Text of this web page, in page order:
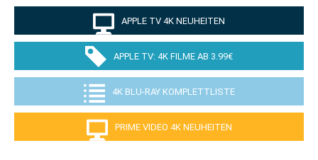
APPLE TV 4K NEUHEITEN
APPLE TV: 4K FILME AB 3.99€
4K BLU-RAY KOMPLETTLISTE
PRIME VIDEO 4K NEUHEITEN